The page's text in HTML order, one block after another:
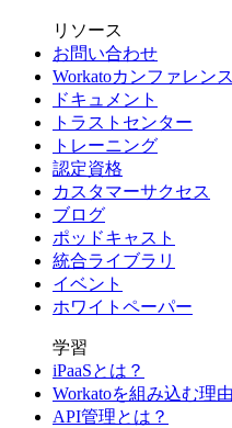
リソース
お問い合わせ
Workatoカンファレンス
ドキュメント
トラストセンター
トレーニング
認定資格
カスタマーサクセス
ブログ
ポッドキャスト
統合ライブラリ
イベント
ホワイトペーパー
学習
iPaaSとは？
Workatoを組み込む理由
API管理とは？